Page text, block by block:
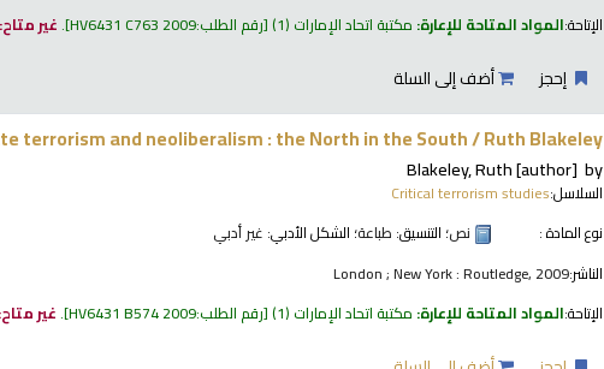
الإتاحة:المواد المتاحة للإعارة: مكتبة اتحاد الإمارات (1) رقم الطلب:HV6431 C763 2009
.غير متاح:
إحجز أضف إلى السلة
terrorism and neoliberalism : the North in the South /Ruth Blakeley.
by
Blakeley, Ruth[author]
السلاسل:Critical terrorism studies
نوع المادة :
نص؛ التنسيق: طباعة؛ الشكل الأدبي: غير أدبي
الناشر:London ; New York : Routledge, 2009
الإتاحة:المواد المتاحة للإعارة: مكتبة اتحاد الإمارات (1) رقم الطلب:HV6431 B574 2009
.غير متاح: